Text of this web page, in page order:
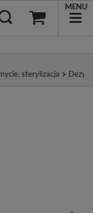
MENU
sterylizacja